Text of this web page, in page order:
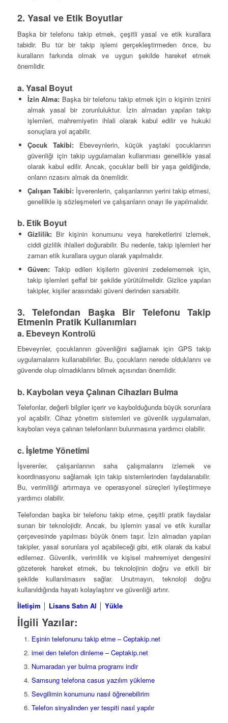
2. Yasal ve Etik Boyutlar
Başka bir telefonu takip etmek, çeşitli yasal ve etik kurallara
tabidir. Bu tür bir takip işlemi gerçekleştirmeden önce, bu
kuralların farkında olmak ve uygun şekilde hareket etmek
önemlidir.
a. Yasal Boyut
İzin Alma: Başka bir telefonu takip etmek için o kişinin iznini
almak yasal bir zorunluluktur. İzin almadan yapılan takip
işlemleri, mahremiyetin ihlali olarak kabul edilir ve hukuki
sonuçlara yol açabilir.
Çocuk Takibi:Ebeveynlerin, küçük yaştaki çocuklarının
güvenliği için takip uygulamaları kullanması genellikle yasal
olarak kabul edilir. Ancak, çocuklar belli bir yaşa geldiğinde,
onların rızasını almak da önemlidir.
Çalışan Takibi:İşverenlerin, çalışanlarının yerini takip etmesi,
genellikle iş sözleşmeleri ve çalışanların onayı ile yapılmalıdır.
b. Etik Boyut
Gizlilik:Bir kişinin konumunu veya hareketlerini izlemek,
ciddi gizlilik ihlalleri doğurabilir. Bu nedenle, takip işlemleri her
zaman etik kurallara uygun olarak yapılmalıdır.
Güven:Takip edilen kişilerin güvenini zedelememek için,
takip işlemleri şeffaf bir şekilde yürütülmelidir. Gizlice yapılan
takipler, kişiler arasındaki güveni derinden sarsabilir.
3. Telefondan Başka Bir Telefonu Takip
Etmenin Pratik Kullanımları
a. Ebeveyn Kontrolü
Ebeveynler, çocuklarının güvenliğini sağlamak için GPS takip
uygulamalarını kullanabilirler. Bu, çocukların nerede olduklarını ve
güvende olup olmadıklarını bilmek açısından önemlidir.
b. Kaybolan veya Çalınan Cihazları Bulma
Telefonlar, değerli bilgiler içerir ve kaybolduğunda büyük sorunlara
yol açabilir. Cihaz yönetim sistemleri ve güvenlik uygulamaları,
kaybolan veya çalınan telefonların bulunmasına yardımcı olabilir.
c. İşletme Yönetimi
İşverenler, çalışanlarının saha çalışmalarını izlemek ve
koordinasyonu sağlamak için takip sistemlerinden faydalanabilir.
Bu, verimliliği artırmaya ve operasyonel süreçleri iyileştirmeye
yardımcı olabilir.
Telefondan başka bir telefonu takip etme, çeşitli pratik faydalar
sunan bir teknolojidir. Ancak, bu işlemin yasal ve etik kurallar
çerçevesinde yapılması büyük önem taşır. İzin almadan yapılan
takipler, yasal sorunlara yol açabileceği gibi, etik olarak da kabul
edilemez. Güvenlik, verimlilik ve kişisel mahremiyet dengesini
gözeterek hareket etmek, bu teknolojinin doğru ve etkili bir
şekilde kullanılmasını sağlar. Unutmayın, teknoloji doğru
kullanıldığında hayatı kolaylaştırır ve güvenliği artırır.
İletişim │ Lisans Satın Al │ Yükle
İlgili Yazılar:
Eşinin telefonunu takip etme – Ceptakip.net
imei den telefon dinleme – Ceptakip.net
Numaradan yer bulma programı indir
Samsung telefona casus yazılım yükleme
Sevgilimin konumunu nasıl öğrenebilirim
Telefon sinyalinden yer tespiti nasıl yapılır